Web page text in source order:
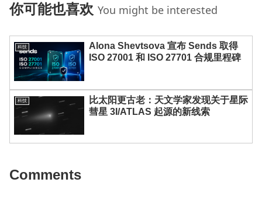
你可能也喜欢 You might be interested
科技
Alona Shevtsova 宣布 Sends 取得
ISO 27001 和 ISO 27701 合规里程碑
科技
比太阳更古老：天文学家发现关于星际
彗星 3I/ATLAS 起源的新线索
Comments